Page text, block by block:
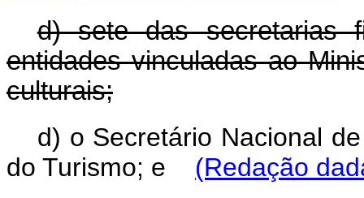
d) sete das secretarias
entidades vinculadas ao
culturais;
d) o Secretário Nacional
do Turismo; e (Redação